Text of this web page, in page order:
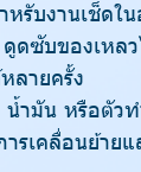
รับงานเช็ดใ
ซับของเหล
ลายครั้ง
ำมัน หรือตัวท
เคลื่อนย้ายแ